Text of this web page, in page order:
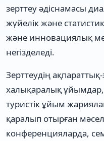
зерттеу әдіснамасы
жүйелік және
және инновациялық
негізделеді.
Зерттеудің
халықаралық
туристік ұйым
қаралып отырған
конференцияларда,